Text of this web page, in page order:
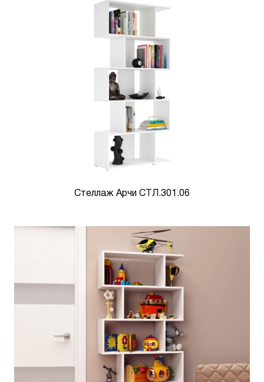
Стеллаж Арчи СТЛ.301.06